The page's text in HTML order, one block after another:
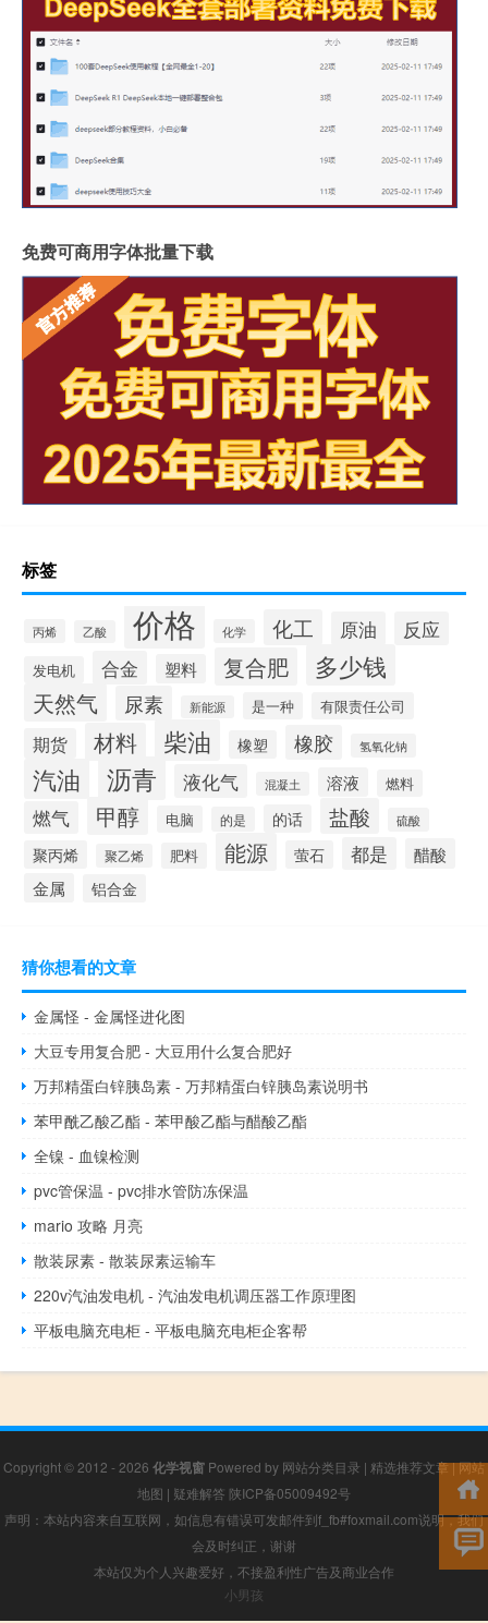
免费可商用字体批量下载
标签
丙烯 乙酸 价格 化学 化工 原油 反应
发电机 合金 塑料 复合肥 多少钱
天然气 尿素 新能源 是一种 有限责任公司
期货 材料 柴油 橡塑 橡胶 氢氧化钠
汽油 沥青 液化气 混凝土 溶液 燃料
燃气 甲醇 电脑 的是 的话 盐酸 硫酸
聚丙烯 聚乙烯 肥料 能源 萤石 都是 醋酸
金属 铝合金
猜你想看的文章
金属怪 - 金属怪进化图
大豆专用复合肥 - 大豆用什么复合肥好
万邦精蛋白锌胰岛素 - 万邦精蛋白锌胰岛素说明书
苯甲酰乙酸乙酯 - 苯甲酸乙酯与醋酸乙酯
全镍 - 血镍检测
pvc管保温 - pvc排水管防冻保温
mario 攻略 月亮
散装尿素 - 散装尿素运输车
220v汽油发电机 - 汽油发电机调压器工作原理图
平板电脑充电柜 - 平板电脑充电柜企客帮
Copyright © 2012 - 2026 化学视窗 Powered by 网站分类目录 | 精选推荐文章|网站
地图 | 疑难解答 陕ICP备05009492号
声明：本站内容来自互联网，如信息有错误可发邮件到f_fb#foxmail.com说明，我们
会及时纠正，谢谢
本站仅为个人兴趣爱好，不接盈利性广告及商业合作
小男孩